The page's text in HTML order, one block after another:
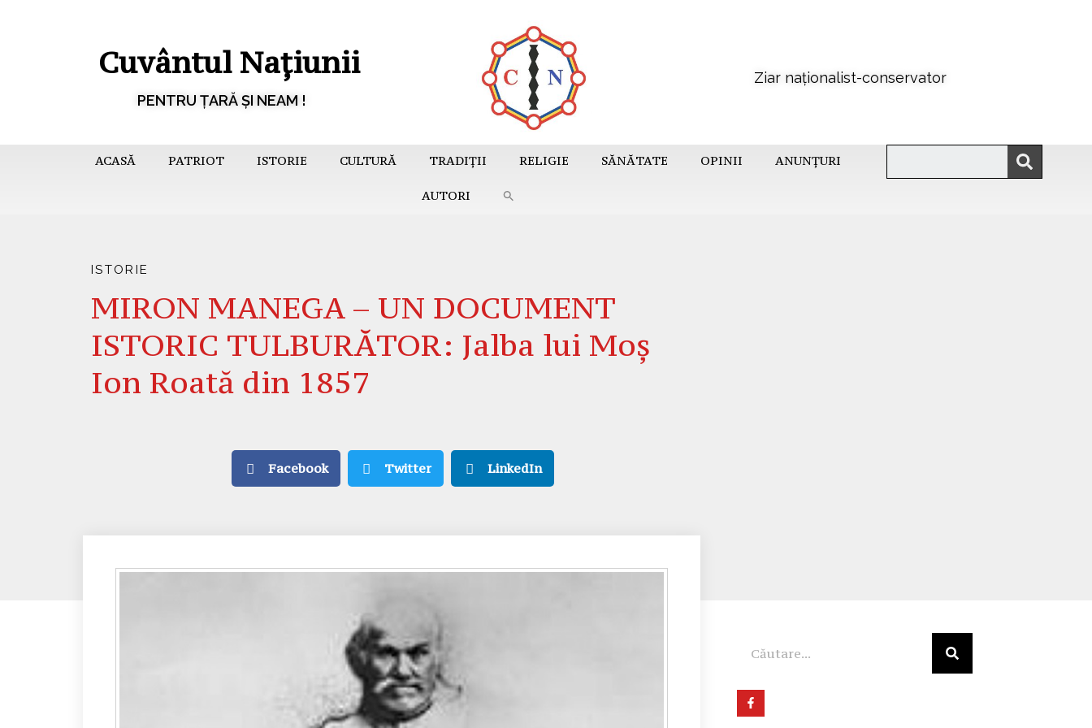
Cuvântul Națiunii
PENTRU ȚARĂ ȘI NEAM !
Ziar naționalist-conservator
ACASĂ PATRIOT ISTORIE CULTURĂ TRADIȚII RELIGIE SĂNĂTATE OPINII ANUNȚURI
AUTORI
ISTORIE
MIRON MANEGA – UN DOCUMENT
ISTORIC TULBURĂTOR: Jalba lui Moș
Ion Roată din 1857
Facebook Twitter LinkedIn